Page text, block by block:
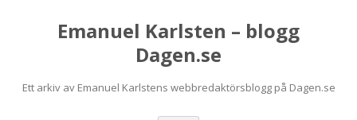
Emanuel Karlsten – blogg
Dagen.se
Ett arkiv av Emanuel Karlstens webbredaktörsblogg på Dagen.se